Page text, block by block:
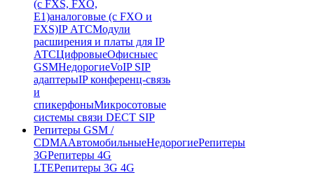
(c FXS, FXO,
E1)аналоговые (с FXO и
FXS)IP АТСМодули
расширения и платы для IP
АТСЦифровыеОфисныес
GSMНедорогиеVoIP SIP
адаптерыIP конференц-связь
и
спикерфоныМикросотовые
системы связи DECT SIP
Репитеры GSM /
CDMAАвтомобильныеНедорогиеРепитеры
3GРепитеры 4G
LTEРепитеры 3G 4G